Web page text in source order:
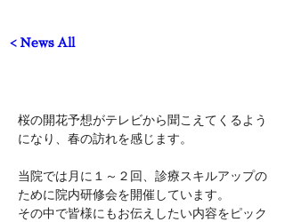
< News All
桜の開花予想がテレビから聞こえてくるよう
になり、春の訪れを感じます。
当院では月に１～２回、診療スキルアップの
ために院内研修会を開催しています。
その中で皆様にもお伝えしたい内容をピック